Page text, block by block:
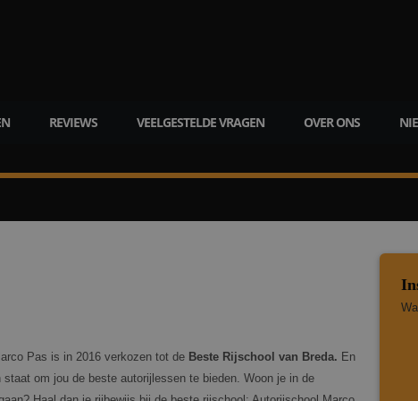
REVIEWS VEELGESTELDE VRAGEN OVER ONS
Pas is in 2016 verkozen tot de Beste Rijschool van Breda. En
om jou de beste autorijlessen te bieden. Woon je in de